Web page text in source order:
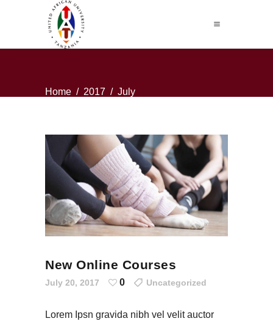
Home / 2017 / July
New Online Courses
July 20, 2017 0 Uncategorized
Lorem Ipsn gravida nibh vel velit auctor